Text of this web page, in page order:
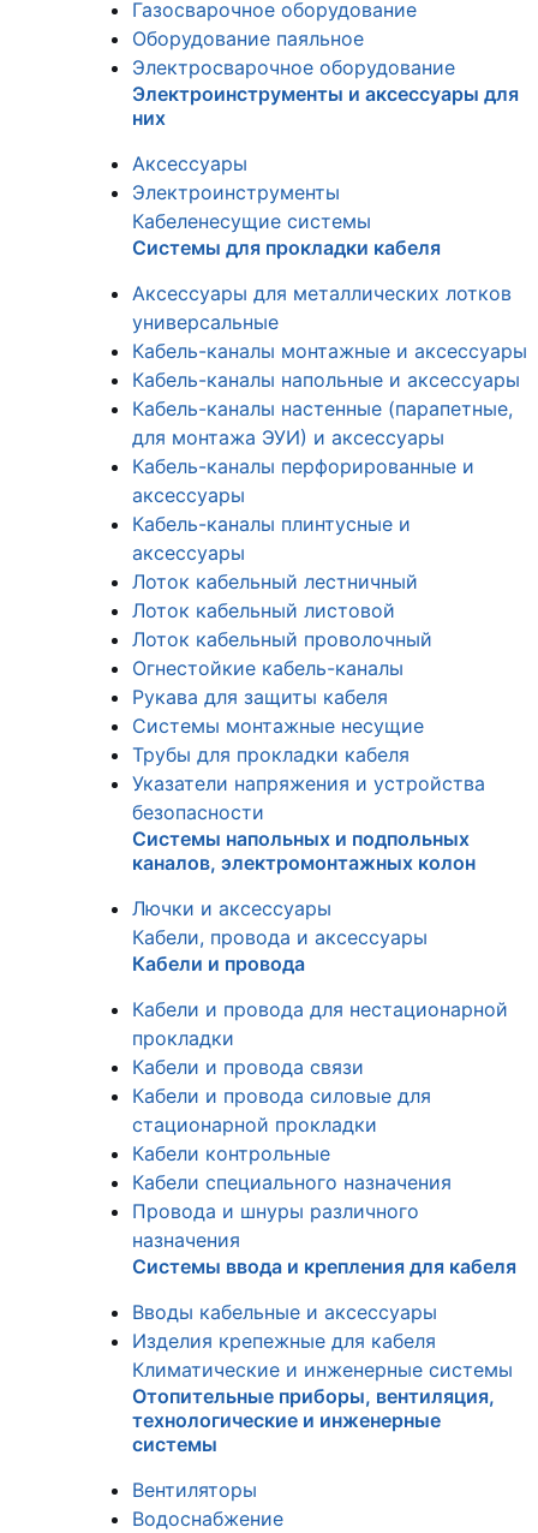
Газосварочное оборудование
Оборудование паяльное
Электросварочное оборудование
Электроинструменты и аксессуары для
них
Аксессуары
Электроинструменты
Кабеленесущие системы
Системы для прокладки кабеля
Аксессуары для металлических лотков
универсальные
Кабель-каналы монтажные и аксессуары
Кабель-каналы напольные и аксессуары
Кабель-каналы настенные (парапетные,
для монтажа ЭУИ) и аксессуары
Кабель-каналы перфорированные и
аксессуары
Кабель-каналы плинтусные и
аксессуары
Лоток кабельный лестничный
Лоток кабельный листовой
Лоток кабельный проволочный
Огнестойкие кабель-каналы
Рукава для защиты кабеля
Системы монтажные несущие
Трубы для прокладки кабеля
Указатели напряжения и устройства
безопасности
Системы напольных и подпольных
каналов, электромонтажных колон
Лючки и аксессуары
Кабели, провода и аксессуары
Кабели и провода
Кабели и провода для нестационарной
прокладки
Кабели и провода связи
Кабели и провода силовые для
стационарной прокладки
Кабели контрольные
Кабели специального назначения
Провода и шнуры различного
назначения
Системы ввода и крепления для кабеля
Вводы кабельные и аксессуары
Изделия крепежные для кабеля
Климатические и инженерные системы
Отопительные приборы, вентиляция,
технологические и инженерные
системы
Вентиляторы
Водоснабжение